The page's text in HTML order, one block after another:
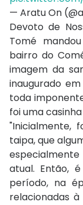
— Aratu On
Devoto de
Tomé
bairro do
imagem da
inaugurado
toda
foi uma
"Inicialmente,
taipa, que
atual. Então,
período, na
relacionadas